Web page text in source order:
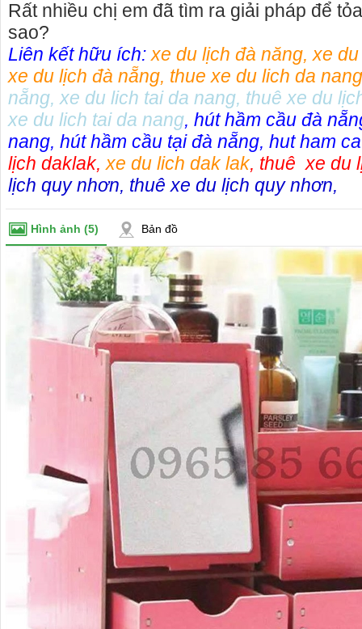
Rất nhiều chị em đã tìm ra giải pháp để
sao?
Liên kết hữu ích:xe du lịch đà năng,xe
xe du lịch đà nẵng, thue xe du lich da nang
nẵng,xe du lich tai da nang, thuê xe du
xe du lich tai da nang, hút hầm cầu đà
nang, hút hầm cầu tại đà nẵng, hut ham
lịch daklak,xe du lich dak lak, thuê xe du
lịch quy nhơn, thuê xe du lịch quy nhơn,
Hình ảnh (5) Bản đồ